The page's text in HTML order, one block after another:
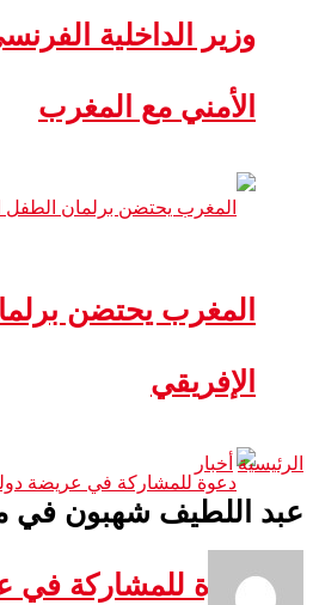
وزير الداخلية
الأمني مع المغرب
المغرب يحتضن
الإفريقي
دعوة للمشاركة في
الرئيسية أخبار
عبد اللطيف شهبون في